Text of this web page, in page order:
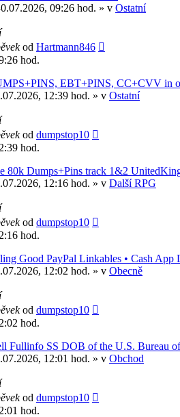
09:26 hod. » v Ostatní
od Hartmann846
hod.
EBT+PINS, CC+CVV in
12:39 hod. » v Ostatní
od dumpstop10
hod.
80k Dumps+Pins track 1&2
12:16 hod. » v Další RPG
od dumpstop10
hod.
Good PayPal Linkables • Cash
12:02 hod. » v Obecně
od dumpstop10
hod.
Fullinfo SS DOB of the U.S. Bureau
12:01 hod. » v Obchod
od dumpstop10
hod.